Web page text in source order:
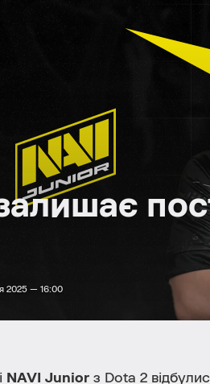
2025 — 16:00
NAVI Junior з Dota 2